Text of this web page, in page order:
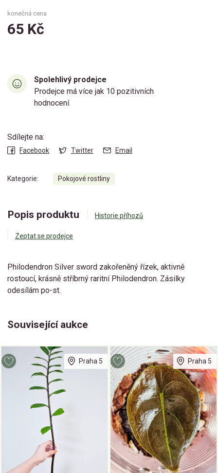
konečná cena
65 Kč
Spolehlivý prodejce
Prodejce má více jak 10 pozitivních
hodnocení.
Sdílejte na:
Facebook Twitter Email
Kategorie: Pokojové rostliny
Popis produktu Historie příhozů
Zeptat se prodejce
Philodendron Silver sword zakořeněný řízek, aktivně
rostoucí, krásně stříbrný raritní Philodendron. Zásilky
odesílám po-st.
Související aukce
Praha 5 Praha 5